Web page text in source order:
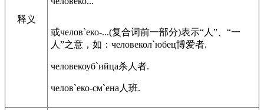
释义
或челов`еко-...(复合词前一部分)表示“人”、“一
人”之意，如：человекол`юбец博爱者.
человекоуб`ийца杀人者.
челов`еко-см`ена人班.